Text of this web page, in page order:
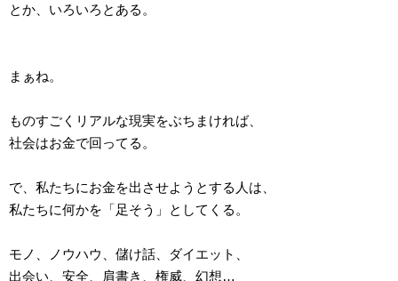
とか、いろいろとある。
まぁね。
ものすごくリアルな現実をぶちまければ、
社会はお金で回ってる。
で、私たちにお金を出させようとする人は、
私たちに何かを「足そう」としてくる。
モノ、ノウハウ、儲け話、ダイエット、
出会い、安全、肩書き、権威、幻想…